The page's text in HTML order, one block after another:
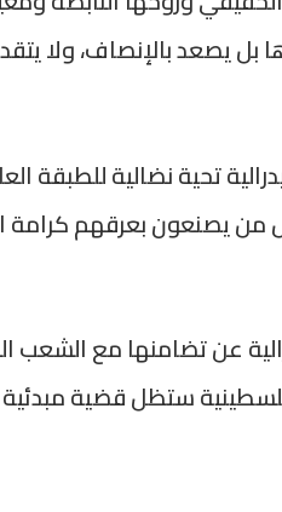
بل يصعد بالإنصاف، ولا
تحية نضالية للطبقة
من يصنعون بعرقهم
عن تضامنها مع الشعب
ستظل قضية